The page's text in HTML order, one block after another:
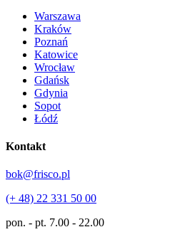
Warszawa
Kraków
Poznań
Katowice
Wrocław
Gdańsk
Gdynia
Sopot
Łódź
Kontakt
bok@frisco.pl
(+ 48) 22 331 50 00
pon. - pt. 7.00 - 22.00